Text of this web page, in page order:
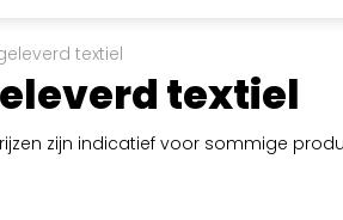
textiel
textiel
zijn indicatief voor sommige